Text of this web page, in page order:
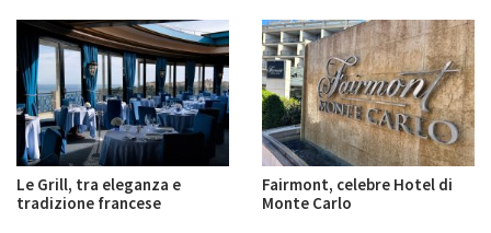
Le Grill, tra eleganza e
tradizione francese
Fairmont, celebre Hotel di
Monte Carlo